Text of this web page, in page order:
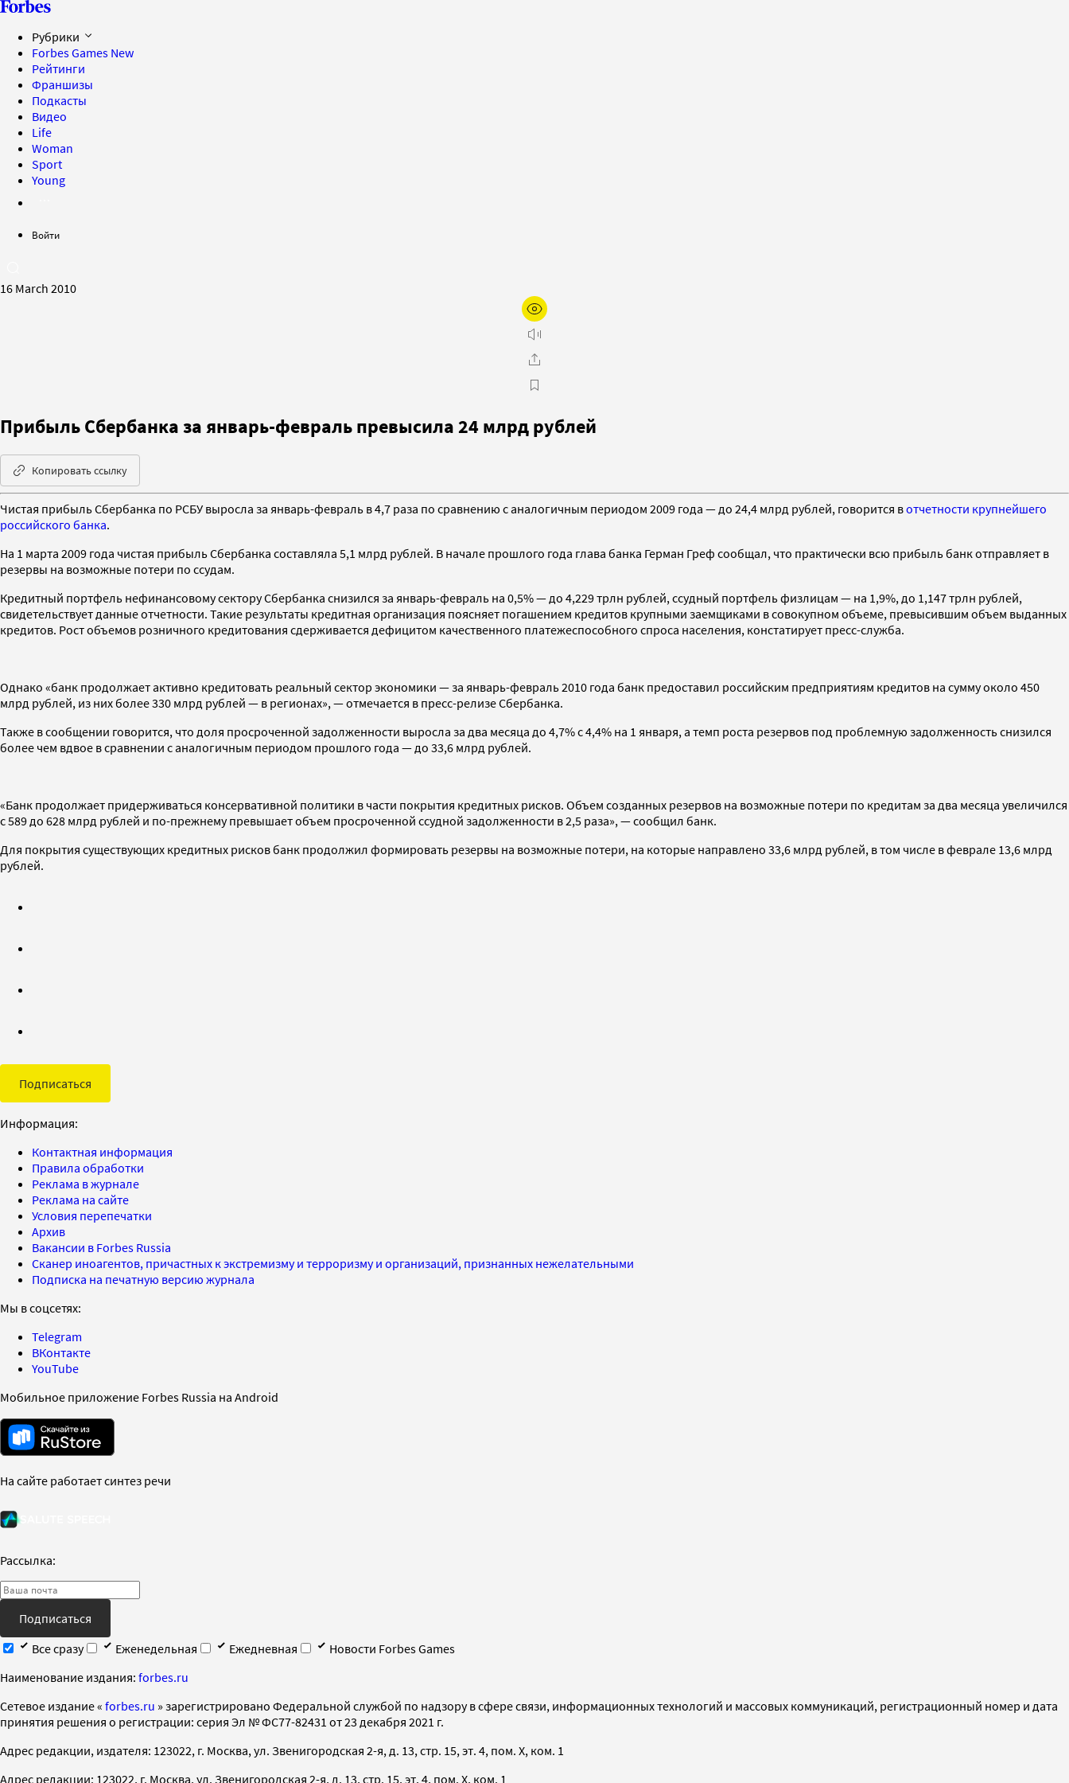
Рубрики
Forbes Games New
Рейтинги
Франшизы
Подкасты
Видео
Life
Woman
Sport
Young
Войти
16 March 2010
Прибыль Сбербанка за январь-февраль превысила 24 млрд рублей
Копировать ссылку
Чистая прибыль Сбербанка по РСБУ выросла за январь-февраль в 4,7 раза по сравнению с аналогичным периодом 2009 года — до 24,4 млрд рублей, говорится вотчетности крупнейшего
российского банка.
На 1 марта 2009 года чистая прибыль Сбербанка составляла 5,1 млрд рублей. В начале прошлого года глава банка Герман Греф сообщал, что практически всю прибыль банк отправляет в
резервы на возможные потери по ссудам.
Кредитный портфель нефинансовому сектору Сбербанка снизился за январь-февраль на 0,5% — до 4,229 трлн рублей, ссудный портфель физлицам — на 1,9%, до 1,147 трлн рублей,
свидетельствует данные отчетности. Такие результаты кредитная организация поясняет погашением кредитов крупными заемщиками в совокупном объеме, превысившим объем выданных
кредитов. Рост объемов розничного кредитования сдерживается дефицитом качественного платежеспособного спроса населения, констатирует пресс-служба.
Однако «банк продолжает активно кредитовать реальный сектор экономики — за январь-февраль 2010 года банк предоставил российским предприятиям кредитов на сумму около 450
млрд рублей, из них более 330 млрд рублей — в регионах», — отмечается в пресс-релизе Сбербанка.
Также в сообщении говорится, что доля просроченной задолженности выросла за два месяца до 4,7% с 4,4% на 1 января, а темп роста резервов под проблемную задолженность снизился
более чем вдвое в сравнении с аналогичным периодом прошлого года — до 33,6 млрд рублей.
«Банк продолжает придерживаться консервативной политики в части покрытия кредитных рисков. Объем созданных резервов на возможные потери по кредитам за два месяца увеличился
с 589 до 628 млрд рублей и по-прежнему превышает объем просроченной ссудной задолженности в 2,5 раза», — сообщил банк.
Для покрытия существующих кредитных рисков банк продолжил формировать резервы на возможные потери, на которые направлено 33,6 млрд рублей, в том числе в феврале 13,6 млрд
рублей.
Подписаться
Информация:
Контактная информация
Правила обработки
Реклама в журнале
Реклама на сайте
Условия перепечатки
Архив
Вакансии в Forbes Russia
Сканер иноагентов, причастных к экстремизму и терроризму и организаций, признанных нежелательными
Подписка на печатную версию журнала
Мы в соцсетях:
Telegram
ВКонтакте
YouTube
Мобильное приложение Forbes Russia на Android
На сайте работает синтез речи
Рассылка:
Подписаться
Все сразу
Еженедельная Ежедневная
Новости Forbes Games
Наименование издания: forbes.ru
Cетевое издание « forbes.ru » зарегистрировано Федеральной службой по надзору в сфере связи, информационных технологий и массовых коммуникаций, регистрационный номер и дата
принятия решения о регистрации: серия Эл № ФС77-82431 от 23 декабря 2021 г.
Адрес редакции, издателя: 123022, г. Москва, ул. Звенигородская 2-я, д. 13, стр. 15, эт. 4, пом. X, ком. 1
Адрес редакции: 123022, г. Москва, ул. Звенигородская 2-я, д. 13, стр. 15, эт. 4, пом. X, ком. 1